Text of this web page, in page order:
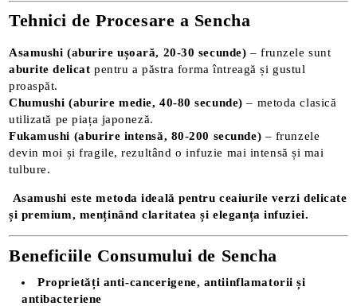
Tehnici de Procesare a Sencha
Asamushi (aburire ușoară, 20-30 secunde) – frunzele sunt
aburite delicat pentru a păstra forma întreagă și gustul
proaspăt.
Chumushi (aburire medie, 40-80 secunde) – metoda clasică
utilizată pe piața japoneză.
Fukamushi (aburire intensă, 80-200 secunde) – frunzele
devin moi și fragile, rezultând o infuzie mai intensă și mai
tulbure.
Asamushi este metoda ideală pentru ceaiurile verzi delicate
și premium, menținând claritatea și eleganța infuziei.
Beneficiile Consumului de Sencha
Proprietăți anti-cancerigene, antiinflamatorii și
antibacteriene